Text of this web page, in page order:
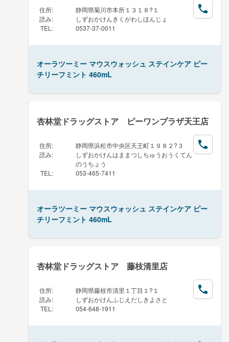
住所:
静岡県菊川市本所１３１８?１
読み:
しずおかけんきくがわしほんじょ
TEL : 0537-37-0011
オーラツーミー マウスウォッシュ ステインケア ピー
チリーフミント 460mL
杏林堂ドラッグストア ピーワンプラザ天王店
住所:
静岡県浜松市中央区天王町１９８２?３
読み:
しずおかけんはままつしちゅうおうくてん
のうちょう
TEL : 053-465-7411
オーラツーミー マウスウォッシュ ステインケア ピー
チリーフミント 460mL
杏林堂ドラッグストア 藤枝清里店
住所:
静岡県藤枝市清里１丁目１?１
読み:
しずおかけんふじえだしきよさと
TEL : 054-648-1911